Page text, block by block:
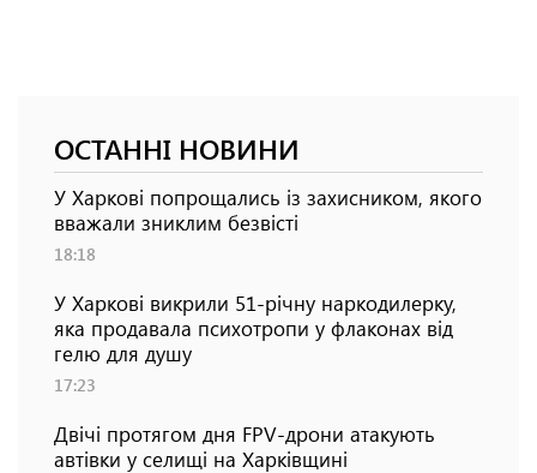
ОСТАННІ НОВИНИ
У Харкові попрощались із захисником, якого
вважали зниклим безвісті
18:18
У Харкові викрили 51-річну наркодилерку,
яка продавала психотропи у флаконах від
гелю для душу
17:23
Двічі протягом дня FPV-дрони атакують
автівки у селищі на Харківщині